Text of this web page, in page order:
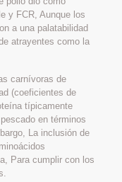
y FCR, Aunque los
a una palatabilidad
atrayentes como la
carnívoras de
(coeficientes de
típicamente
en términos
La inclusión de
Para cumplir con los